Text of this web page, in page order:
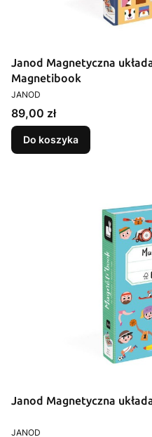
Janod Magnetyczna
Magnetibook
PRODUCENT
JANOD
Cena
89,00 zł
Do koszyka
Janod Magnetyczna
PRODUCENT
JANOD